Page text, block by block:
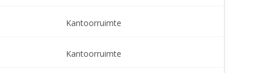
Kantoorruimte
Kantoorruimte